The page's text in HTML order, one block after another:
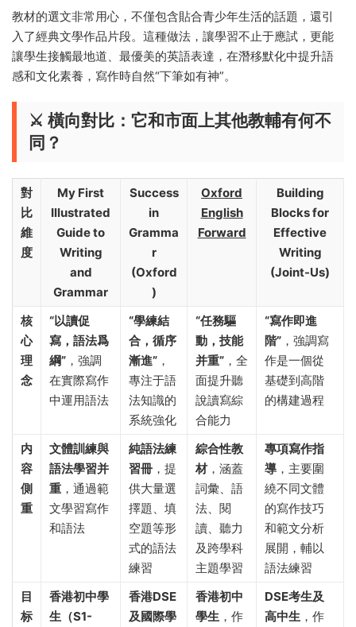
教材的選文非常用心，不僅包含貼合青少年生活的話題，還引
入了經典文學作品片段。這種做法，讓學習不止于應試，更能
讓學生接觸最地道、最優美的英語表達，在潛移默化中提升語
感和文化素養，寫作時自然“下筆如有神”。
⚔️ 橫向對比：它和市面上其他教輔有何不
同？
對
比
維
度
My First
Illustrated
Guide to
Writing
and
Grammar
Success
in
Gramma
r
(Oxford
)
Oxford
English
Forward
Building
Blocks for
Effective
Writing
(Joint-Us)
核
心
理
念
“以讀促
寫，語法爲
綱” ，強調
在實際寫作
中運用語法
“學練結
合，循序
漸進” ，
專注于語
法知識的
系統強化
“任務驅
動，技能
并重” ，全
面提升聽
說讀寫綜
合能力
“寫作即進
階” ，強調寫
作是一個從
基礎到高階
的構建過程
内
容
側
重
文體訓練與
語法學習并
重 ，通過範
文學習寫作
和語法
純語法練
習冊 ，提
供大量選
擇題、填
空題等形
式的語法
練習
綜合性教
材，涵蓋
詞彙、語
法、閱
讀、聽力
及跨學科
主題學習
專項寫作指
導 ，主要圍
繞不同文體
的寫作技巧
和範文分析
展開，輔以
語法練習
目
标
香港初中學
生（S1-
香港DSE
及國際學
香港初中
學生 ，作
DSE考生及
高中生 ，作